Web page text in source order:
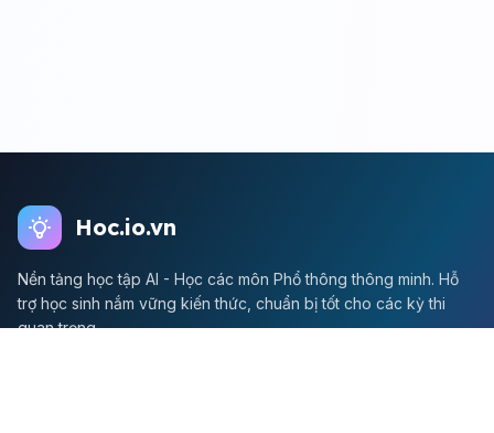
Hoc.io.vn
Nền tảng học tập AI - Học các môn Phổ thông thông minh. Hỗ
trợ học sinh nắm vững kiến thức, chuẩn bị tốt cho các kỳ thi
quan trọng.